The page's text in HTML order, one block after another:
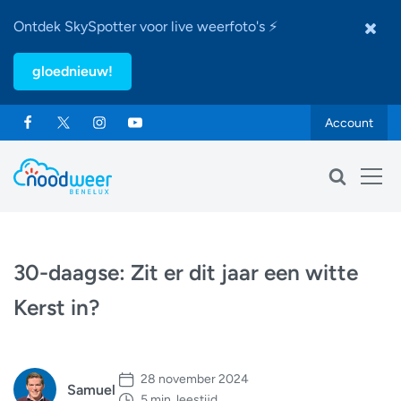
Ontdek SkySpotter voor live weerfoto's ⚡
gloednieuw!
Account
30-daagse: Zit er dit jaar een witte
Kerst in?
Samuel
28 november 2024